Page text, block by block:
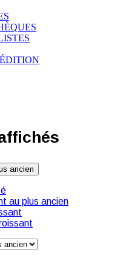
ancien
au plus ancien